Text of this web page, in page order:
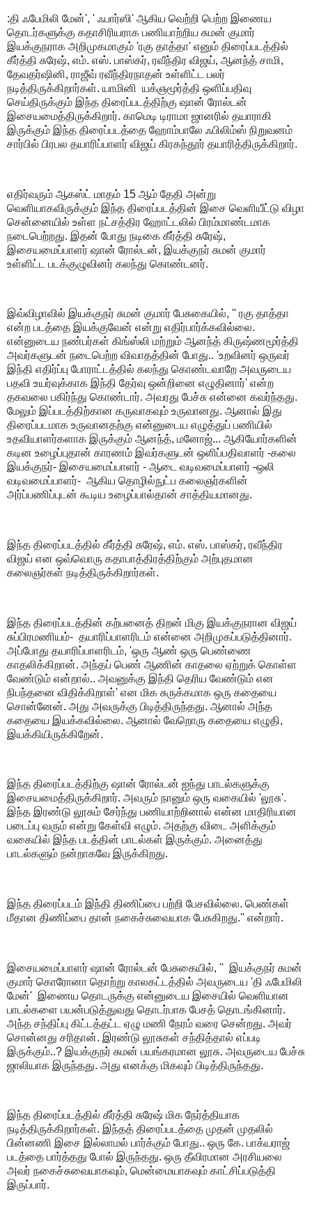
:தி ஃபேமிலி மேன்', ' ஃபார்ஸி' ஆகிய வெற்றி பெற்ற இணைய
தொடர்களுக்கு கதாசிரியராக பணியாற்றிய சுமன் குமார்
இயக்குநராக அறிமுகமாகும் 'ரகு தாத்தா' எனும் திரைப்படத்தில்
கீர்த்தி சுரேஷ், எம். எஸ். பாஸ்கர், ரவீந்திர விஜய், ஆனந்த் சாமி,
தேவதர்ஷினி, ராஜீவ் ரவீந்திரநாதன் உள்ளிட்ட பலர்
நடித்திருக்கிறார்கள். யாமினி யக்ஞமூர்த்தி ஒளிப்பதிவு
செய்திருக்கும் இந்த திரைப்படத்திற்கு ஷான் ரோல்டன்
இசையமைத்திருக்கிறார். காமெடி டிராமா ஜானரில் தயாராகி
இருக்கும் இந்த திரைப்படத்தை ஹோம்பாலே ஃபிலிம்ஸ் நிறுவனம்
சார்பில் பிரபல தயாரிப்பாளர் விஜய் கிரகந்தூர் தயாரித்திருக்கிறார்.
எதிர்வரும் ஆகஸ்ட் மாதம் 15 ஆம் தேதி அன்று
வெளியாகவிருக்கும் இந்த திரைப்படத்தின் இசை வெளியீட்டு விழா
சென்னையில் உள்ள நட்சத்திர ஹோட்டலில் பிரம்மாண்டமாக
நடைபெற்றது. இதன் போது நடிகை கீர்த்தி சுரேஷ்,
இசையமைப்பாளர் ஷான் ரோல்டன், இயக்குநர் சுமன் குமார்
உள்ளிட்ட படக்குழுவினர் கலந்து கொண்டனர்.
இவ்விழாவில் இயக்குநர் சுமன் குமார் பேசுகையில், '' ரகு தாத்தா
என்ற படத்தை இயக்குவேன் என்று எதிர்பார்க்கவில்லை.‌
என்னுடைய நண்பர்கள் கிங்ஸ்லி மற்றும் ஆனந்த் கிருஷ்ணமூர்த்தி
அவர்களுடன் நடைபெற்ற விவாதத்தின் போது..‌ 'உறவினர் ஒருவர்
இந்தி எதிர்ப்பு போராட்டத்தில் கலந்து கொண்டவாறே அவருடைய
பதவி உயர்வுக்காக இந்தி தேர்வு ஒன்றினை எழுதினார்' என்ற
தகவலை பகிர்ந்து கொண்டார். அவரது பேச்சு என்னை கவர்ந்தது.
மேலும் இப்படத்திற்கான கருவாகவும் உருவானது. ஆனால் இது
திரைப்படமாக உருவானதற்கு என்னுடைய எழுத்துப் பணியில்
உதவியாளர்களாக இருக்கும் ஆனந்த், மனோஜ்... ஆகியோர்களின்
கடின உழைப்புதான் காரணம் இவர்களுடன் ஒளிப்பதிவாளர் -கலை
இயக்குநர்- இசையமைப்பாளர் - ஆடை வடிவமைப்பாளர் -ஒலி
வடிவமைப்பாளர்- ஆகிய தொழில்நுட்ப கலைஞர்களின்
அர்ப்பணிப்புடன் கூடிய உழைப்பால்தான் சாத்தியமானது.‌
இந்த திரைப்படத்தில் கீர்த்தி சுரேஷ், எம். எஸ். பாஸ்கர், ரவீந்திர
விஜய் என ஒவ்வொரு கதாபாத்திரத்திற்கும் அற்புதமான
கலைஞர்கள் நடித்திருக்கிறார்கள்.
இந்த திரைப்படத்தின் கற்பனைத் திறன் மிகு இயக்குநரான விஜய்
சுப்பிரமணியம்- தயாரிப்பாளரிடம் என்னை அறிமுகப்படுத்தினார்.‌
அப்போது தயாரிப்பாளரிடம், 'ஒரு ஆண் ஒரு பெண்ணை
காதலிக்கிறான். அந்தப் பெண் ஆணின் காதலை ஏற்றுக் கொள்ள
வேண்டும் என்றால்.. அவனுக்கு இந்தி தெரிய வேண்டும் என
நிபந்தனை விதிக்கிறாள்' என மிக சுருக்கமாக ஒரு கதையை
சொன்னேன். அது அவருக்கு பிடித்திருந்தது. ஆனால் அந்த
கதையை இயக்கவில்லை.‌ ஆனால் வேறொரு கதையை எழுதி,
இயக்கியிருக்கிறேன்.‌
இந்த திரைப்படத்திற்கு ஷான் ரோல்டன் ஐந்து பாடல்களுக்கு
இசையமைத்திருக்கிறார். அவரும் நானும் ஒரு வகையில் 'லூசு'.
இந்த இரண்டு லூசும் சேர்ந்து பணியாற்றினால் என்ன மாதிரியான
படைப்பு வரும் என்று கேள்வி எழும். அதற்கு விடை அளிக்கும்
வகையில் இந்த படத்தின் பாடல்கள் இருக்கும். அனைத்து
பாடல்களும் நன்றாகவே இருக்கிறது.
இந்த திரைப்படம் இந்தி திணிப்பை பற்றி பேசவில்லை. பெண்கள்
மீதான திணிப்பை தான் நகைச்சுவையாக பேசுகிறது.'' என்றார்.
இசையமைப்பாளர் ஷான் ரோல்டன் பேசுகையில், '' இயக்குநர் சுமன்
குமார் கொரோனா தொற்று காலகட்டத்தில் அவருடைய 'தி ஃபேமிலி
மேன்' இணைய தொடருக்கு என்னுடைய இசையில் வெளியான
பாடல்களை பயன்படுத்துவது தொடர்பாக பேசத் தொடங்கினார்.
அந்த சந்திப்பு கிட்டத்தட்ட ஏழு மணி நேரம் வரை சென்றது. அவர்
சொன்னது சரிதான். இரண்டு லூசுகள் சந்தித்தால் எப்படி
இருக்கும்..? இயக்குநர் சுமன் பயங்கரமான லூசு. அவருடைய பேச்சு
ஜாலியாக இருந்தது. அது எனக்கு மிகவும் பிடித்திருந்தது.
இந்த திரைப்படத்தில் கீர்த்தி சுரேஷ் மிக நேர்த்தியாக
நடித்திருக்கிறார்கள். இந்தத் திரைப்படத்தை முதன் முதலில்
பின்னணி இசை இல்லாமல் பார்க்கும் போது.. ஒரு கே. பாக்யராஜ்
படத்தை பார்த்தது போல் இருந்தது. ஒரு தீவிரமான அரசியலை
அவர் நகைச்சுவையாகவும், மென்மையாகவும் காட்சிப்படுத்தி
இருப்பார்.